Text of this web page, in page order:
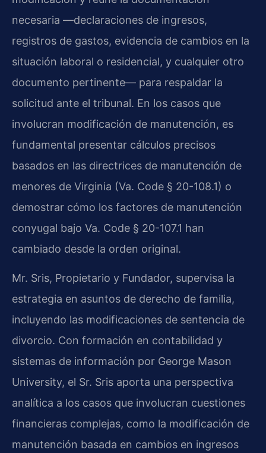
necesaria —declaraciones de ingresos,
registros de gastos, evidencia de cambios en la
situación laboral o residencial, y cualquier otro
documento pertinente— para respaldar la
solicitud ante el tribunal. En los casos que
involucran modificación de manutención, es
fundamental presentar cálculos precisos
basados en las directrices de manutención de
menores de Virginia (Va. Code § 20-108.1) o
demostrar cómo los factores de manutención
conyugal bajo Va. Code § 20-107.1 han
cambiado desde la orden original.
Mr. Sris, Propietario y Fundador, supervisa la
estrategia en asuntos de derecho de familia,
incluyendo las modificaciones de sentencia de
divorcio. Con formación en contabilidad y
sistemas de información por George Mason
University, el Sr. Sris aporta una perspectiva
analítica a los casos que involucran cuestiones
financieras complejas, como la modificación de
manutención basada en cambios en ingresos